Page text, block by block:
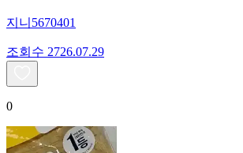
지니5670401
조회수 2726.07.29
0